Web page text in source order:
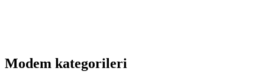
Modem kategorileri